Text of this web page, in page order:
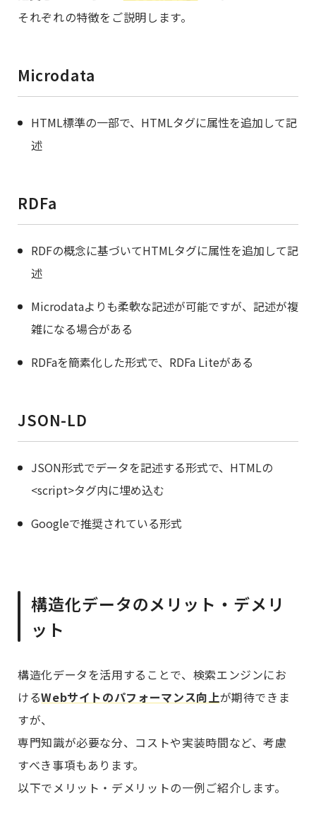
それぞれの特徴をご説明します。
Microdata
HTML標準の一部で、HTMLタグに属性を追加して記
述
RDFa
RDFの概念に基づいてHTMLタグに属性を追加して記
述
Microdataよりも柔軟な記述が可能ですが、記述が複
雑になる場合がある
RDFaを簡素化した形式で、RDFa Liteがある
JSON-LD
JSON形式でデータを記述する形式で、HTMLの
<script>タグ内に埋め込む
Googleで推奨されている形式
構造化データのメリット・デメリ
ット
構造化データを活用することで、検索エンジンにお
けるWebサイトのパフォーマンス向上が期待できま
すが、
専門知識が必要な分、コストや実装時間など、考慮
すべき事項もあります。
以下でメリット・デメリットの一例ご紹介します。